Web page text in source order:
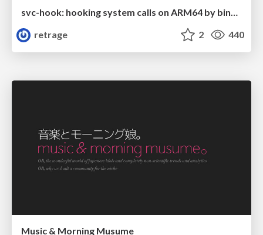
retrage
2 440
Music & Morning Musume